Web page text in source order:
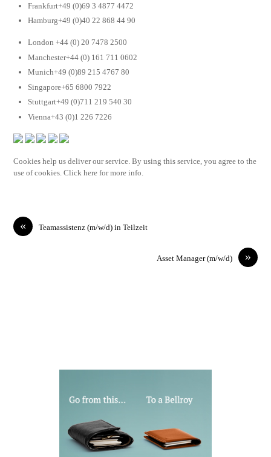
Frankfurt+49 (0)69 3 4877 4472
Hamburg+49 (0)40 22 868 44 90
London +44 (0) 20 7478 2500
Manchester+44 (0) 161 711 0602
Munich+49 (0)89 215 4767 80
Singapore+65 6800 7922
Stuttgart+49 (0)711 219 540 30
Vienna+43 (0)1 226 7226
Cookies help us deliver our service. By using this service, you agree to the
use of cookies. Click here for more info.
« Teamassistenz (m/w/d) in Teilzeit
»
Asset Manager (m/w/d)